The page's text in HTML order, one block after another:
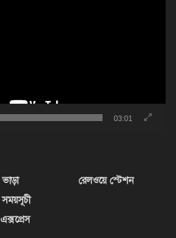
03:01
ভাড়া
সময়সূচী
রেলওয়ে স্টেশন